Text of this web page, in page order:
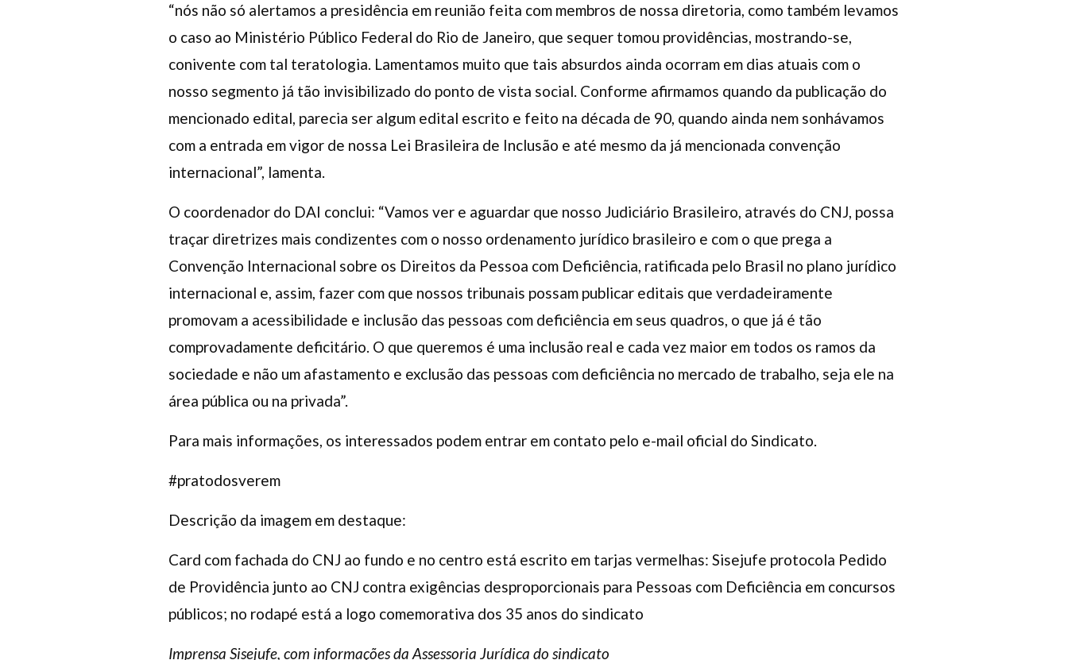
“nós não só alertamos a presidência em reunião feita com membros de nossa diretoria, como também levamos
o caso ao Ministério Público Federal do Rio de Janeiro, que sequer tomou providências, mostrando-se,
conivente com tal teratologia. Lamentamos muito que tais absurdos ainda ocorram em dias atuais com o
nosso segmento já tão invisibilizado do ponto de vista social. Conforme afirmamos quando da publicação do
mencionado edital, parecia ser algum edital escrito e feito na década de 90, quando ainda nem sonhávamos
com a entrada em vigor de nossa Lei Brasileira de Inclusão e até mesmo da já mencionada convenção
internacional”, lamenta.
O coordenador do DAI conclui: “Vamos ver e aguardar que nosso Judiciário Brasileiro, através do CNJ, possa
traçar diretrizes mais condizentes com o nosso ordenamento jurídico brasileiro e com o que prega a
Convenção Internacional sobre os Direitos da Pessoa com Deficiência, ratificada pelo Brasil no plano jurídico
internacional e, assim, fazer com que nossos tribunais possam publicar editais que verdadeiramente
promovam a acessibilidade e inclusão das pessoas com deficiência em seus quadros, o que já é tão
comprovadamente deficitário. O que queremos é uma inclusão real e cada vez maior em todos os ramos da
sociedade e não um afastamento e exclusão das pessoas com deficiência no mercado de trabalho, seja ele na
área pública ou na privada”.
Para mais informações, os interessados podem entrar em contato pelo e-mail oficial do Sindicato.
#pratodosverem
Descrição da imagem em destaque:
Card com fachada do CNJ ao fundo e no centro está escrito em tarjas vermelhas: Sisejufe protocola Pedido
de Providência junto ao CNJ contra exigências desproporcionais para Pessoas com Deficiência em concursos
públicos; no rodapé está a logo comemorativa dos 35 anos do sindicato
Imprensa Sisejufe, com informações da Assessoria Jurídica do sindicato